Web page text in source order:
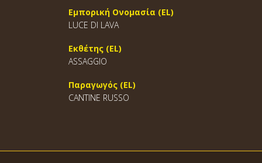
Εμπορική Ονομασία (EL)
LUCE DI LAVA
Εκθέτης (EL)
ASSAGGIO
Παραγωγός (EL)
CANTINE RUSSO